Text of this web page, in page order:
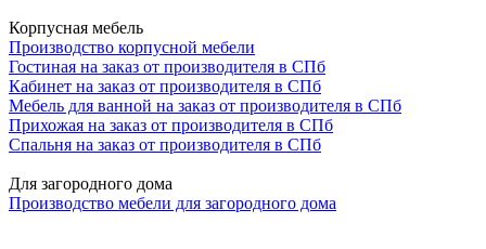
Корпусная мебель
Производство корпусной мебели
Гостиная на заказ от производителя в СПб
Кабинет на заказ от производителя в СПб
Мебель для ванной на заказ от производителя в СПб
Прихожая на заказ от производителя в СПб
Спальня на заказ от производителя в СПб
Для загородного дома
Производство мебели для загородного дома